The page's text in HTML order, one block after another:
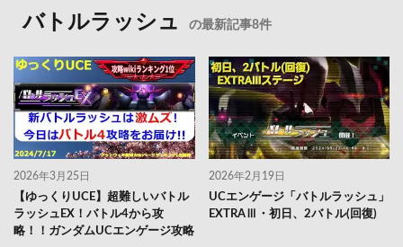
バトルラッシュ の最新記事8件
2026年3月25日
【ゆっくりUCE】超難しいバトル
ラッシュEX！バトル4から攻
略！！ガンダムUCエンゲージ攻略
2026年2月19日
UCエンゲージ「バトルラッシュ」
EXTRAⅢ・初日、2バトル(回復)